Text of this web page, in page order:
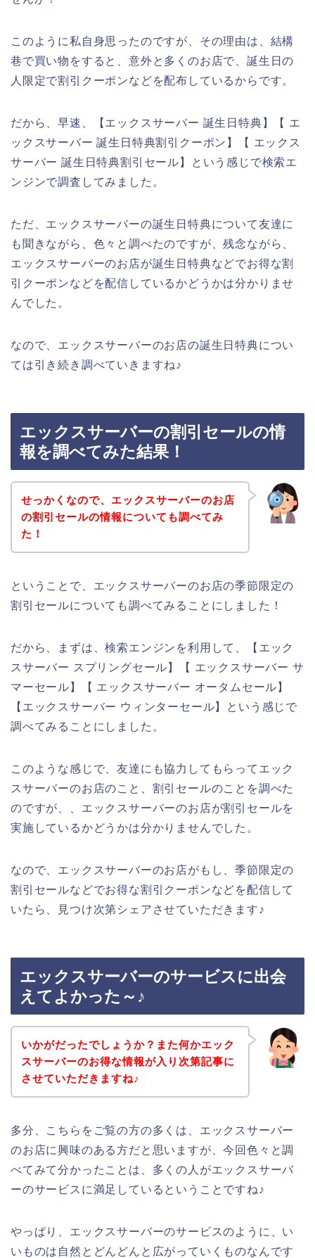
このように私自身思ったのですが、その理由は、結構
巷で買い物をすると、意外と多くのお店で、誕生日の
人限定で割引クーポンなどを配布しているからです。
だから、早速、【エックスサーバー 誕生日特典】【 エ
ックスサーバー 誕生日特典割引クーポン】【 エックス
サーバー 誕生日特典割引セール】という感じで検索エ
ンジンで調査してみました。
ただ、エックスサーバーの誕生日特典について友達に
も聞きながら、色々と調べたのですが、残念ながら、
エックスサーバーのお店が誕生日特典などでお得な割
引クーポンなどを配信しているかどうかは分かりませ
んでした。
なので、エックスサーバーのお店の誕生日特典につい
ては引き続き調べていきますね♪
エックスサーバーの割引セールの情
報を調べてみた結果！
せっかくなので、エックスサーバーのお店
の割引セールの情報についても調べてみ
た！
ということで、エックスサーバーのお店の季節限定の
割引セールについても調べてみることにしました！
だから、まずは、検索エンジンを利用して、【エック
スサーバー スプリングセール】【 エックスサーバー サ
マーセール】【 エックスサーバー オータムセール】
【エックスサーバー ウィンターセール】という感じで
調べてみることにしました。
このような感じで、友達にも協力してもらってエック
スサーバーのお店のこと、割引セールのことを調べた
のですが、、エックスサーバーのお店が割引セールを
実施しているかどうかは分かりませんでした。
なので、エックスサーバーのお店がもし、季節限定の
割引セールなどでお得な割引クーポンなどを配信して
いたら、見つけ次第シェアさせていただきます♪
エックスサーバーのサービスに出会
えてよかった～♪
いかがだったでしょうか？また何かエック
スサーバーのお得な情報が入り次第記事に
させていただきますね♪
多分、こちらをご覧の方の多くは、エックスサーバー
のお店に興味のある方だと思いますが、今回色々と調
べてみて分かったことは、多くの人がエックスサーバ
ーのサービスに満足しているということですね♪
やっぱり、エックスサーバーのサービスのように、い
いものは自然とどんどんと広がっていくものなんです